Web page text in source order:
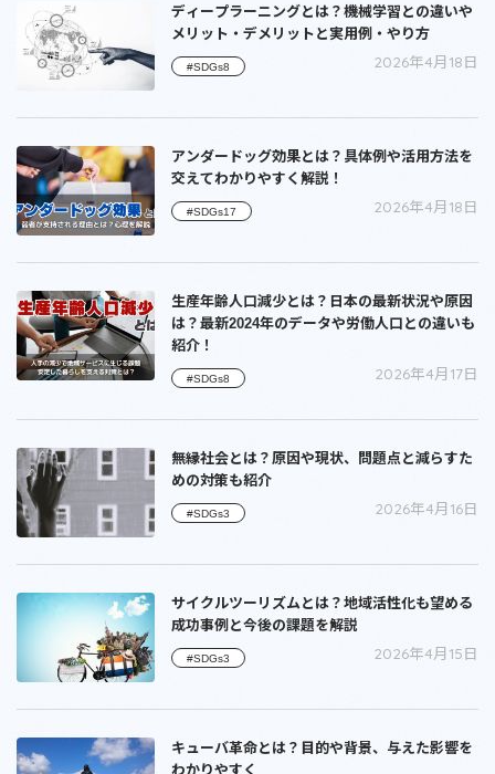
ディープラーニングとは？機械学習との違いや
メリット・デメリットと実用例・やり方
#SDGs8 2026年4月18日
アンダードッグ効果とは？具体例や活用方法を
交えてわかりやすく解説！
#SDGs17 2026年4月18日
生産年齢人口減少とは？日本の最新状況や原因
は？最新2024年のデータや労働人口との違いも
紹介！
#SDGs8 2026年4月17日
無縁社会とは？原因や現状、問題点と減らすた
めの対策も紹介
#SDGs3 2026年4月16日
サイクルツーリズムとは？地域活性化も望める
成功事例と今後の課題を解説
#SDGs3 2026年4月15日
キューバ革命とは？目的や背景、与えた影響を
わかりやすく